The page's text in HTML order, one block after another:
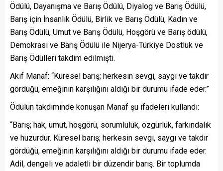
Ödülü, Dayanışma ve Barış Ödülü, Diyalog ve Barış Ödülü,
Barış için İnsanlık Ödülü, Birlik ve Barış Ödülü, Kadın ve
Barış Ödülü, Umut ve Barış Ödülü, Hoşgörü ve Barış ödülü,
Demokrasi ve Barış Ödülü ile Nijerya-Türkiye Dostluk ve
Barış Ödülleri takdim edilmişti.
Akif Manaf: “Küresel barış; herkesin sevgi, saygı ve takdir
gördüğü, emeğinin karşılığını aldığı bir durumu ifade eder.”
Ödülün takdiminde konuşan Manaf şu ifadeleri kullandı:
“Barış; hak, umut, hoşgörü, sorumluluk, özgürlük, farkındalık
ve huzurdur. Küresel barış; herkesin sevgi, saygı ve takdir
gördüğü, emeğinin karşılığını aldığı bir durumu ifade eder.
Adil, dengeli ve adaletli bir düzendir barış. Bir toplumda